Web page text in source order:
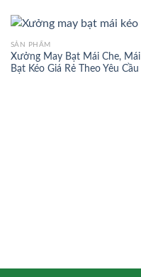
SẢN PHẨM
Xưởng May Bạt Mái Che, Mái
Bạt Kéo Giá Rẻ Theo Yêu Cầu